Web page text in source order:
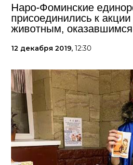
Наро-Фоминские
присоединились к
животным,
12 декабря 2019, 12:30